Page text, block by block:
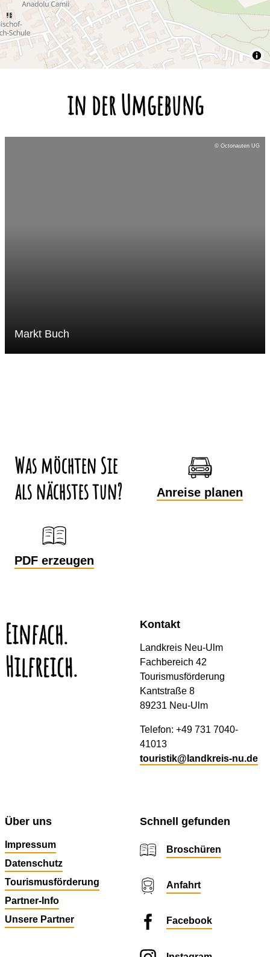
in der Umgebung
© Octonauten UG
Markt Buch
Was möchten Sie
als nächstes tun?
Anreise planen
PDF erzeugen
Einfach.
Hilfreich.
Kontakt
Landkreis Neu-Ulm
Fachbereich 42
Tourismusförderung
Kantstraße 8
89231 Neu-Ulm
Telefon: +49 731 7040-
41013
touristik@landkreis-nu.de
Über uns
Impressum
Datenschutz
Tourismusförderung
Partner-Info
Unsere Partner
Schnell gefunden
Broschüren
Anfahrt
Facebook